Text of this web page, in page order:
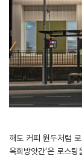
깨도 커피 원두처럼
옥희방앗간’은 로스